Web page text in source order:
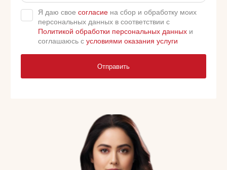
Я даю свое согласие на сбор и обработку моих
персональных данных в соответствии с
Политикой обработки персональных данных и
соглашаюсь с условиями оказания услуги
Отправить